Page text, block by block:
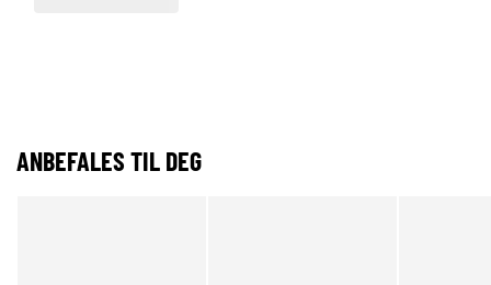
ANBEFALES TIL DEG